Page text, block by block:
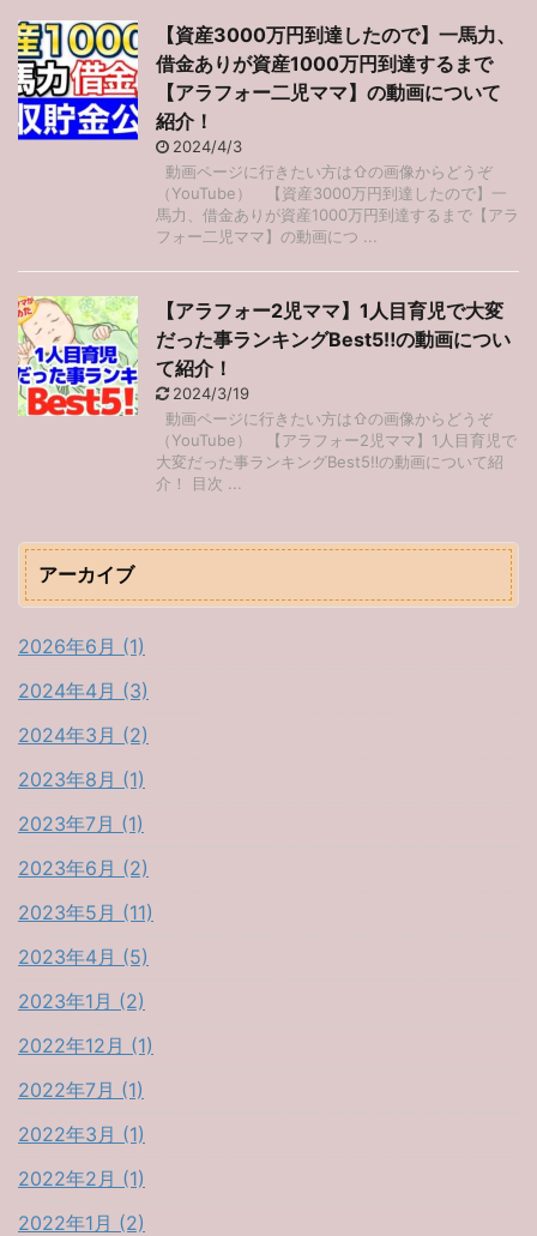
【資産3000万円到達したので】一馬力、
借金ありが資産1000万円到達するまで
【アラフォー二児ママ】の動画について
紹介！
2024/4/3
動画ページに行きたい方は⇧の画像からどうぞ
（YouTube） 【資産3000万円到達したので】一
馬力、借金ありが資産1000万円到達するまで【アラ
フォー二児ママ】の動画につ ...
【アラフォー2児ママ】1人目育児で大変
だった事ランキングBest5‼︎の動画につい
て紹介！
2024/3/19
動画ページに行きたい方は⇧の画像からどうぞ
（YouTube） 【アラフォー2児ママ】1人目育児で
大変だった事ランキングBest5‼︎の動画について紹
介！ 目次 ...
アーカイブ
2026年6月 (1)
2024年4月 (3)
2024年3月 (2)
2023年8月 (1)
2023年7月 (1)
2023年6月 (2)
2023年5月 (11)
2023年4月 (5)
2023年1月 (2)
2022年12月 (1)
2022年7月 (1)
2022年3月 (1)
2022年2月 (1)
2022年1月 (2)